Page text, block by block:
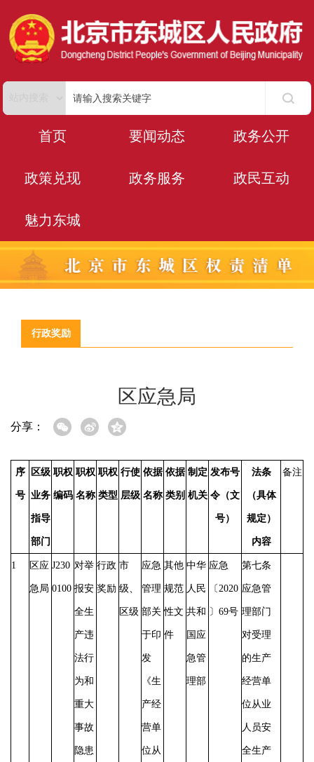
首页 要闻动态 政务公开
政策兑现 政务服务 政民互动
魅力东城
行政奖励
区应急局
分享：
序
号
区级
业务
指导
部门
职权
编码
职权
名称
职权
类型
行使
层级
依据
名称
依据
类别
制定
机关
发布号
令（文
号）
法条
（具体
规定）
内容
备注
1 区应
急局
J230
0100
对举
报安
全生
产违
法行
为和
重大
事故
隐患
行政
奖励
市
级、
区级
应急
管理
部关
于印
发
《生
产经
营单
位从
其他
规范
性文
件
中华
人民
共和
国应
急管
理部
应急
〔 2020
〕69号
第七条
应急管
理部门
对受理
的生产
经营单
位从业
人员安
全生产